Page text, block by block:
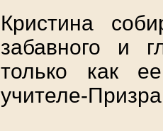
Кристина
забавного и
только как
учителе-